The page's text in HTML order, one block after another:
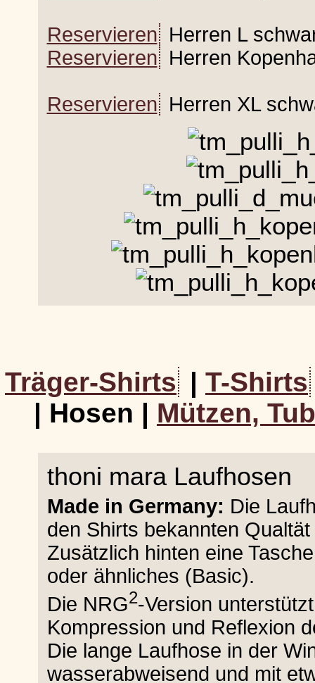
Reservieren Herren L
Reservieren Herren
Reservieren Herren XL
Träger-Shirts | T-Shirts
| Hosen | Mützen,
thoni mara Laufhosen
Made in Germany: Die
den Shirts bekannten
Zusätzlich hinten eine
oder ähnliches (Basic).
Die NRG2-Version
Kompression und Reflexion
Die lange Laufhose in der
wasserabweisend und mit